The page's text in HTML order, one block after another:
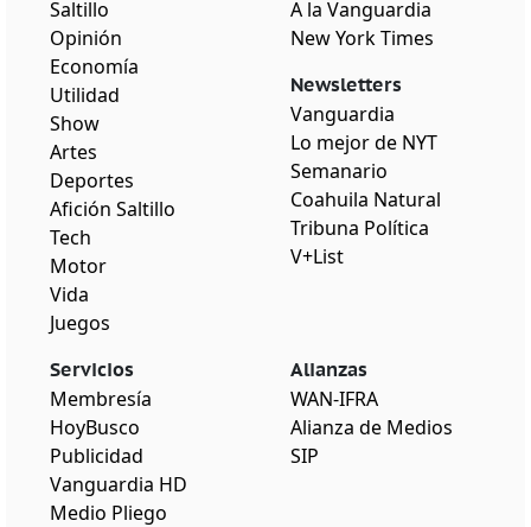
Saltillo
Opinión
Economía
Utilidad
Show
Artes
Deportes
Afición Saltillo
Tech
Motor
Vida
Juegos
A la Vanguardia
New York Times
Newsletters
Vanguardia
Lo mejor de NYT
Semanario
Coahuila Natural
Tribuna Política
V+List
Servicios
Membresía
HoyBusco
Publicidad
Vanguardia HD
Medio Pliego
Alianzas
WAN-IFRA
Alianza de Medios
SIP